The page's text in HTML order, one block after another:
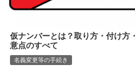
仮ナンバーとは？取り方・付け方
意点のすべて
名義変更等の手続き